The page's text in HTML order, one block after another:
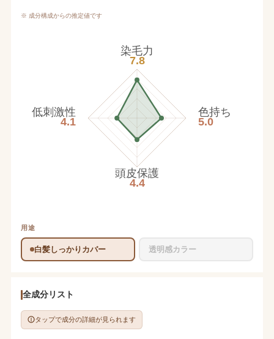
※ 成分構成からの推定値です
染毛力
7.8
色持ち
5.0
頭皮保護
4.4
低刺激性
4.1
用途
白髪しっかりカバー 透明感カラー
全成分リスト
タップで成分の詳細が見られます